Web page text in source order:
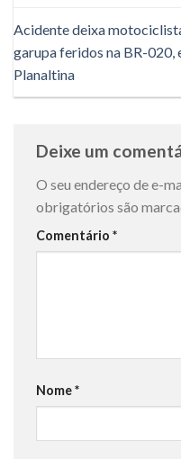
Acidente deixa
garupa feridos na BR-020,
Planaltina
Deixe um
O seu endereço de e-
obrigatórios são
Comentário *
Nome*